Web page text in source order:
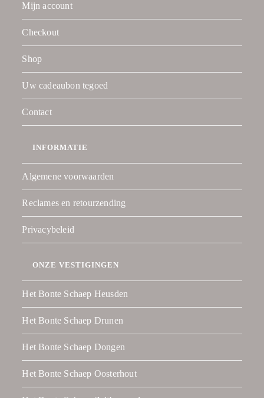
Mijn account
Checkout
Shop
Uw cadeaubon tegoed
Contact
INFORMATIE
Algemene voorwaarden
Reclames en retourzending
Privacybeleid
ONZE VESTIGINGEN
Het Bonte Schaep Heusden
Het Bonte Schaep Drunen
Het Bonte Schaep Dongen
Het Bonte Schaep Oosterhout